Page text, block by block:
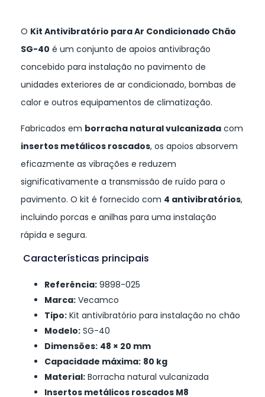
O Kit Antivibratório para Ar Condicionado Chão
SG-40 é um conjunto de apoios antivibração
concebido para instalação no pavimento de
unidades exteriores de ar condicionado, bombas de
calor e outros equipamentos de climatização.
Fabricados em borracha natural vulcanizada com
insertos metálicos roscados, os apoios absorvem
eficazmente as vibrações e reduzem
significativamente a transmissão de ruído para o
pavimento. O kit é fornecido com 4 antivibratórios,
incluindo porcas e anilhas para uma instalação
rápida e segura.
Características principais
Referência: 9898-025
Marca: Vecamco
Tipo: Kit antivibratório para instalação no chão
Modelo: SG-40
Dimensões: 48 × 20 mm
Capacidade máxima: 80 kg
Material: Borracha natural vulcanizada
Insertos metálicos roscados M8